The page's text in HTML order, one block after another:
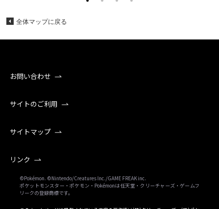
全体マップに戻る
お問い合わせ
サイトのご利用
サイトマップ
リンク
©Pokémon. ©Nintendo/Creatures Inc./GAME FREAK inc.
ポケットモンスター・ポケモン・Pokémonは任天堂・クリーチャーズ・ゲームフ
リークの登録商標です。